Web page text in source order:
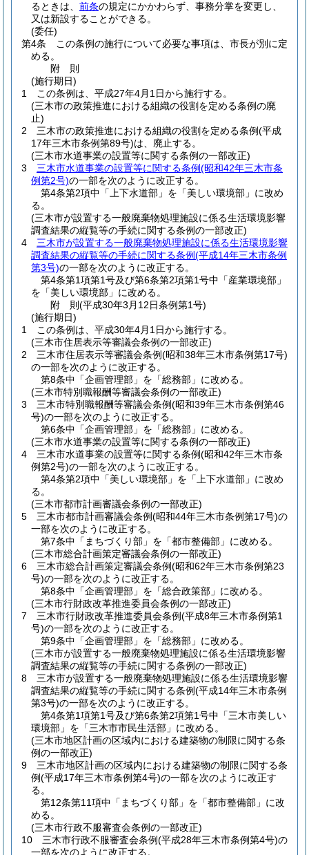
るときは、 前条の規定にかかわらず、事務分掌を変更し、
又は新設することができる。
(委任)
第4条
この条例の施行について必要な事項は、市長が別に定
める。
附 則
(施行期日)
1
この条例は、平成27年4月1日から施行する。
(三木市の政策推進における組織の役割を定める条例の廃
止)
2
三木市の政策推進における組織の役割を定める条例(平成
17年三木市条例第89号)は、廃止する。
(三木市水道事業の設置等に関する条例の一部改正)
3
三木市水道事業の設置等に関する条例(昭和42年三木市条
例第2号)の一部を次のように改正する。
第4条第2項中「上下水道部」を「美しい環境部」に改め
る。
(三木市が設置する一般廃棄物処理施設に係る生活環境影響
調査結果の縦覧等の手続に関する条例の一部改正)
4
三木市が設置する一般廃棄物処理施設に係る生活環境影響
調査結果の縦覧等の手続に関する条例(平成14年三木市条例
第3号)の一部を次のように改正する。
第4条第1項第1号及び第6条第2項第1号中「産業環境部」
を「美しい環境部」に改める。
附 則(平成30年3月12日条例第1号)
(施行期日)
1
この条例は、平成30年4月1日から施行する。
(三木市住居表示等審議会条例の一部改正)
2
三木市住居表示等審議会条例(昭和38年三木市条例第17号)
の一部を次のように改正する。
第8条中「企画管理部」を「総務部」に改める。
(三木市特別職報酬等審議会条例の一部改正)
3
三木市特別職報酬等審議会条例(昭和39年三木市条例第46
号)の一部を次のように改正する。
第6条中「企画管理部」を「総務部」に改める。
(三木市水道事業の設置等に関する条例の一部改正)
4
三木市水道事業の設置等に関する条例(昭和42年三木市条
例第2号)の一部を次のように改正する。
第4条第2項中「美しい環境部」を「上下水道部」に改め
る。
(三木市都市計画審議会条例の一部改正)
5
三木市都市計画審議会条例(昭和44年三木市条例第17号)の
一部を次のように改正する。
第7条中「まちづくり部」を「都市整備部」に改める。
(三木市総合計画策定審議会条例の一部改正)
6
三木市総合計画策定審議会条例(昭和62年三木市条例第23
号)の一部を次のように改正する。
第8条中「企画管理部」を「総合政策部」に改める。
(三木市行財政改革推進委員会条例の一部改正)
7
三木市行財政改革推進委員会条例(平成8年三木市条例第1
号)の一部を次のように改正する。
第9条中「企画管理部」を「総務部」に改める。
(三木市が設置する一般廃棄物処理施設に係る生活環境影響
調査結果の縦覧等の手続に関する条例の一部改正)
8
三木市が設置する一般廃棄物処理施設に係る生活環境影響
調査結果の縦覧等の手続に関する条例(平成14年三木市条例
第3号)の一部を次のように改正する。
第4条第1項第1号及び第6条第2項第1号中「三木市美しい
環境部」を「三木市市民生活部」に改める。
(三木市地区計画の区域内における建築物の制限に関する条
例の一部改正)
9
三木市地区計画の区域内における建築物の制限に関する条
例(平成17年三木市条例第4号)の一部を次のように改正す
る。
第12条第11項中「まちづくり部」を「都市整備部」に改
める。
(三木市行政不服審査会条例の一部改正)
10
三木市行政不服審査会条例(平成28年三木市条例第4号)の
一部を次のように改正する。